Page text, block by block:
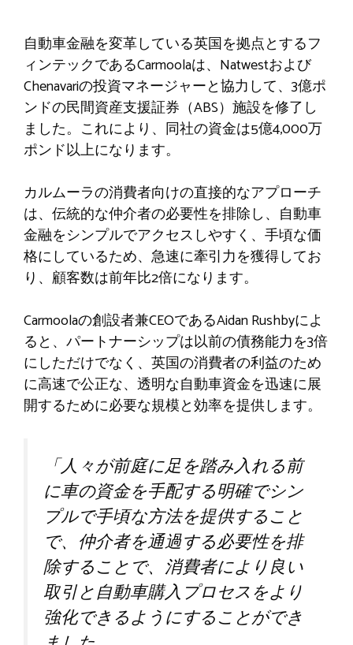
自動車金融を変革している英国を拠点とするフ
ィンテックであるCarmoolaは、Natwestおよび
Chenavariの投資マネージャーと協力して、3億ポ
ンドの民間資産支援証券（ABS）施設を修了し
ました。これにより、同社の資金は5億4,000万
ポンド以上になります。
カルムーラの消費者向けの直接的なアプローチ
は、伝統的な仲介者の必要性を排除し、自動車
金融をシンプルでアクセスしやすく、手頃な価
格にしているため、急速に牽引力を獲得してお
り、顧客数は前年比2倍になります。
Carmoolaの創設者兼CEOであるAidan Rushbyによ
ると、パートナーシップは以前の債務能力を3倍
にしただけでなく、英国の消費者の利益のため
に高速で公正な、透明な自動車資金を迅速に展
開するために必要な規模と効率を提供します。
「人々が前庭に足を踏み入れる前
に車の資金を手配する明確でシン
プルで手頃な方法を提供すること
で、仲介者を通過する必要性を排
除することで、消費者により良い
取引と自動車購入プロセスをより
強化できるようにすることができ